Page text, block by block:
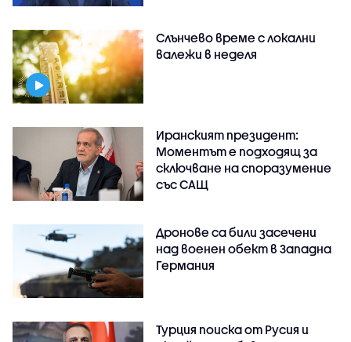
Слънчево време с локални
валежи в неделя
Иранският президент:
Моментът е подходящ за
сключване на споразумение
със САЩ
Дронове са били засечени
над военен обект в Западна
Германия
Турция поиска от Русия и